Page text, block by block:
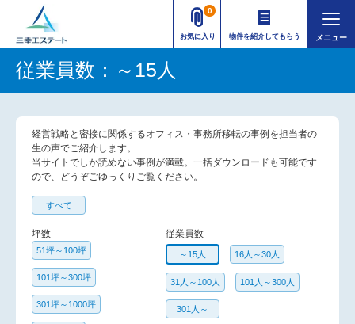
お気に入り
0
物件を紹介してもらう
従業員数：～15人
経営戦略と密接に関係するオフィス・事務所移転の事例を担当者の
生の声でご紹介します。
​当サイトでしか読めない事例が満載。一括ダウンロードも可能です
ので、どうぞごゆっくりご覧ください。
すべて
坪数
51坪～100坪
101坪～300坪
301坪～1000坪
従業員数
～15人 16人～30人
31人～100人 101人～300人
301人～